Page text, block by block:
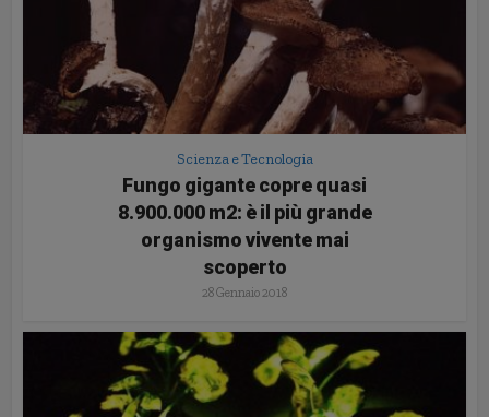
Scienza e Tecnologia
Fungo gigante copre quasi
8.900.000 m2: è il più grande
organismo vivente mai
scoperto
28 Gennaio 2018